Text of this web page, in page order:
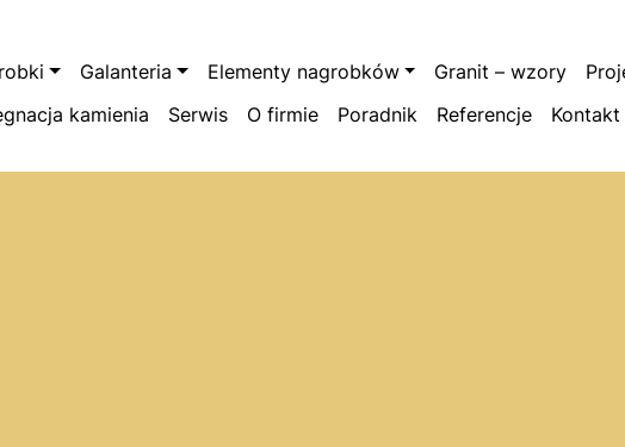
Galanteria Elementy nagrobków Granit – wzory
kamienia
Serwis O firmie Poradnik Referencje Kontakt